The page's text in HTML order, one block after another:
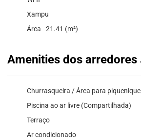
Xampu
Área - 21.41 (m²)
Amenities dos arredores
Churrasqueira / Área para piquenique
Piscina ao ar livre (Compartilhada)
Terraço
Ar condicionado